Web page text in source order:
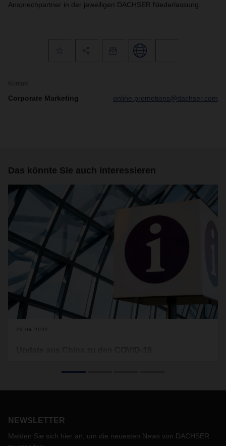
Ansprechpartner in der jeweiligen DACHSER Niederlassung.
Kontakt
Corporate Marketing online.promotions@dachser.com
Das könnte Sie auch interessieren
22.04.2022
Daraus ergeben sich weitere aktuelle Entwicklungen im
Supply Chain haben können:
NEWSLETTER
Melden Sie sich hier an, um die neuesten News von DACHSER